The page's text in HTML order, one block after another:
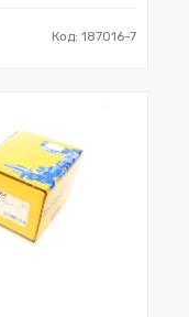
Код: 187016-7